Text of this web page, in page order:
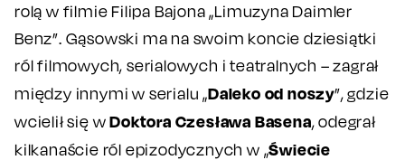
rolą w filmie Filipa Bajona „Limuzyna Daimler
Benz”. Gąsowski ma na swoim koncie dziesiątki
ról filmowych, serialowych i teatralnych – zagrał
między innymi w serialu „Daleko od noszy”, gdzie
wcielił się wDoktora Czesława Basena, odegrał
kilkanaście ról epizodycznych w „Świecie